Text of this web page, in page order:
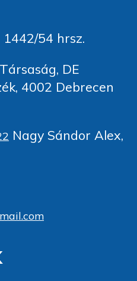
54 hrsz.
DE
4002 Debrecen
Nagy Sándor Alex,